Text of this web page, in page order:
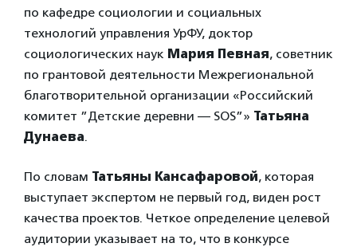
по кафедре социологии и социальных
технологий управления УрФУ, доктор
социологических наук Мария Певная, советник
по грантовой деятельности Межрегиональной
благотворительной организации «Российский
комитет ”Детские деревни — SOS”» Татьяна
Дунаева.
По словам Татьяны Кансафаровой, которая
выступает экспертом не первый год, виден рост
качества проектов. Четкое определение целевой
аудитории указывает на то, что в конкурсе